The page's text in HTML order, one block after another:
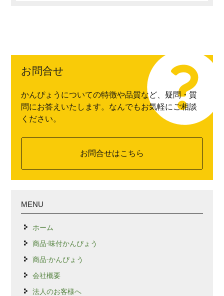
お問合せ
かんぴょうについての特徴や品質など、疑問・質
問にお答えいたします。なんでもお気軽にご相談
ください。
お問合せはこちら
MENU
ホーム
商品-味付かんぴょう
商品-かんぴょう
会社概要
法人のお客様へ